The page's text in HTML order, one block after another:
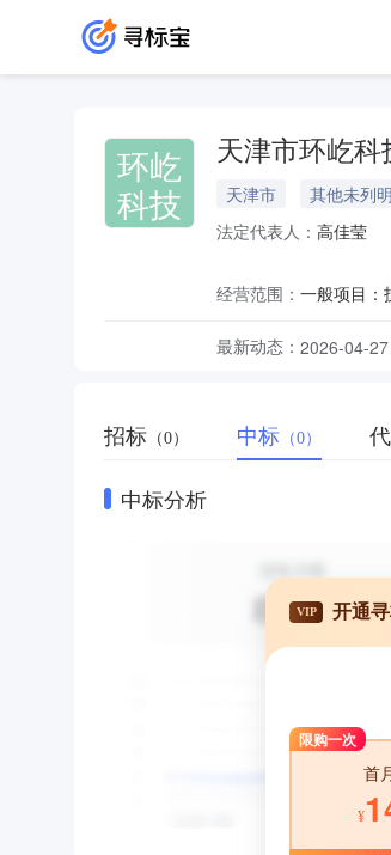
环屹
科技
天津市环屹科
天津市 其他未列
法定代表人： 高佳莹
经营范围：
最新动态： 2026-04-27
招标 （0） 中标 （0）
中标分析
VIP 开通
限购一次
首
¥